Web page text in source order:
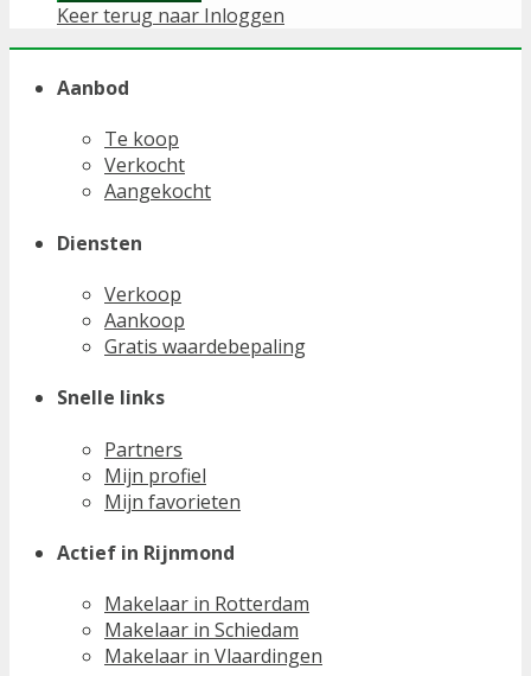
Keer terug naar Inloggen
Aanbod
Te koop
Verkocht
Aangekocht
Diensten
Verkoop
Aankoop
Gratis waardebepaling
Snelle links
Partners
Mijn profiel
Mijn favorieten
Actief in Rijnmond
Makelaar in Rotterdam
Makelaar in Schiedam
Makelaar in Vlaardingen